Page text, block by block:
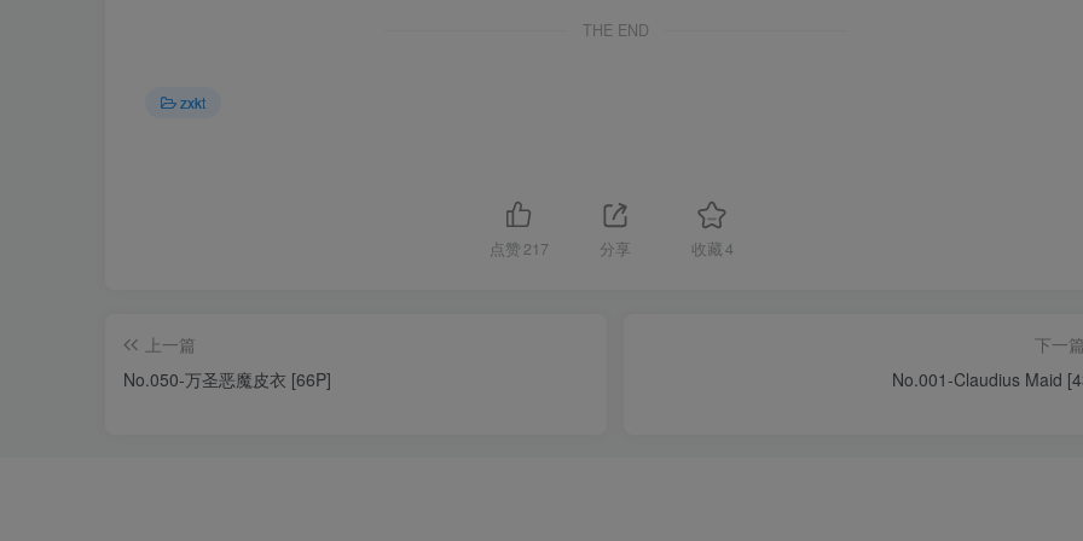
THE END
zxkt
点赞 217 分享 收藏4
上一篇
No.050-万圣恶魔皮衣 [66P]
下一篇
No.001-Claudius Maid